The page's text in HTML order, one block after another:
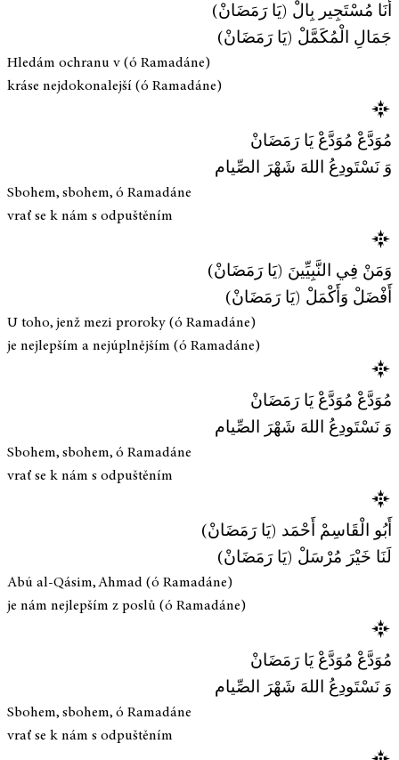
أَنَا مُسْتَجِير بِالْ (يَا رَمَضَانْ)
جَمَالِ الْمُكَمَّلْ (يَا رَمَضَانْ)
Hledám ochranu v (ó Ramadáne)
kráse nejdokonalejší (ó Ramadáne)
مُوَدَّعْ مُوَدَّعْ يَا رَمَضَانْ
وَ نَسْتَودِعُ اللهَ شَهْرَ الصِّيام
Sbohem, sbohem, ó Ramadáne
vrať se k nám s odpuštěním
وَمَنْ فِي النَّبِيِّينَ (يَا رَمَضَانْ)
أَفْضَلْ وَأَكْمَلْ (يَا رَمَضَانْ)
U toho, jenž mezi proroky (ó Ramadáne)
je nejlepším a nejúplnějším (ó Ramadáne)
مُوَدَّعْ مُوَدَّعْ يَا رَمَضَانْ
وَ نَسْتَودِعُ اللهَ شَهْرَ الصِّيام
Sbohem, sbohem, ó Ramadáne
vrať se k nám s odpuštěním
أَبُو الْقَاسِمْ أَحْمَد (يَا رَمَضَانْ)
لَنَا خَيْرَ مُرْسَلْ (يَا رَمَضَانْ)
Abú al-Qásim, Ahmad (ó Ramadáne)
je nám nejlepším z poslů (ó Ramadáne)
مُوَدَّعْ مُوَدَّعْ يَا رَمَضَانْ
وَ نَسْتَودِعُ اللهَ شَهْرَ الصِّيام
Sbohem, sbohem, ó Ramadáne
vrať se k nám s odpuštěním